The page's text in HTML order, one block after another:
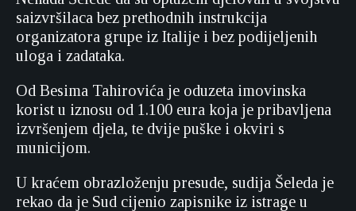
saizvršilaca bez prethodnih instrukcija
organizatora grupe iz Italije i bez podijeljenih
uloga i zadataka.
Od Besima Tahirovića je oduzeta imovinska
korist u iznosu od 1.100 eura koja je pribavljena
izvršenjem djela, te dvije puške i okviri s
municijom.
U kraćem obrazloženju presude, sudija Šeleda je
rekao da je Sud cijenio zapisnike iz istrage u